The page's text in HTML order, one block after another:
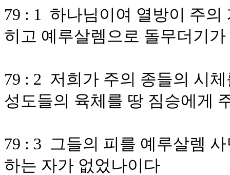
79 : 1 하나님이여 열방이 주
히고 예루살렘으로 돌무더기
79 : 2 저희가 주의 종들의 시
성도들의 육체를 땅 짐승에게
79 : 3 그들의 피를 예루살렘
하는 자가 없었나이다